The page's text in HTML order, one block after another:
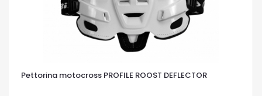
Pettorina motocross PROFILE ROOST DEFLECTOR